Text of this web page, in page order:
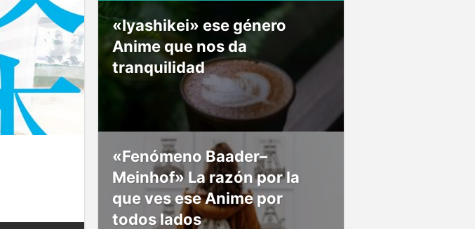
«Iyashikei» ese género
Anime que nos da
tranquilidad
«Fenómeno Baader–
Meinhof» La razón por la
que ves ese Anime por
todos lados